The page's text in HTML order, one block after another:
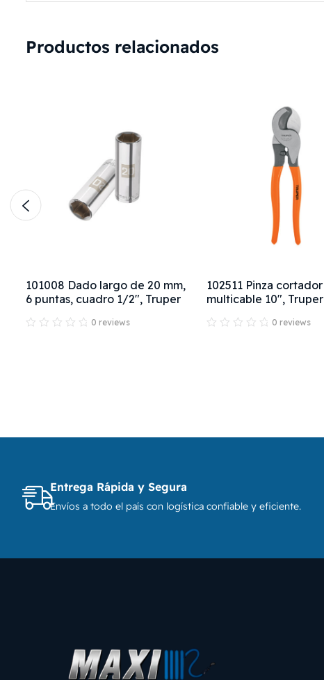
Productos relacionados
101008 Dado largo de 20 mm,
6 puntas, cuadro 1/2", Truper
0 reviews
102511 Pinza cortador
multicable 10", Truper
0 reviews
Entrega Rápida y Segura
Envíos a todo el país con logística confiable y eficiente.